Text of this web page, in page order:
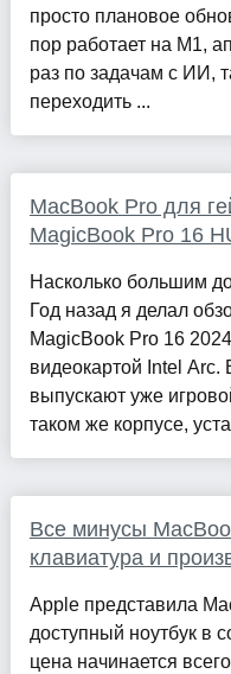
просто плановое
пор работает на M1,
раз по задачам с ИИ,
переходить ...
MacBook Pro для
MagicBook Pro 16
Насколько большим
Год назад я делал
MagicBook Pro 16
видеокартой Intel Arc.
выпускают уже
таком же корпусе,
Все минусы
клавиатура и
Apple представила
доступный ноутбук в
цена начинается